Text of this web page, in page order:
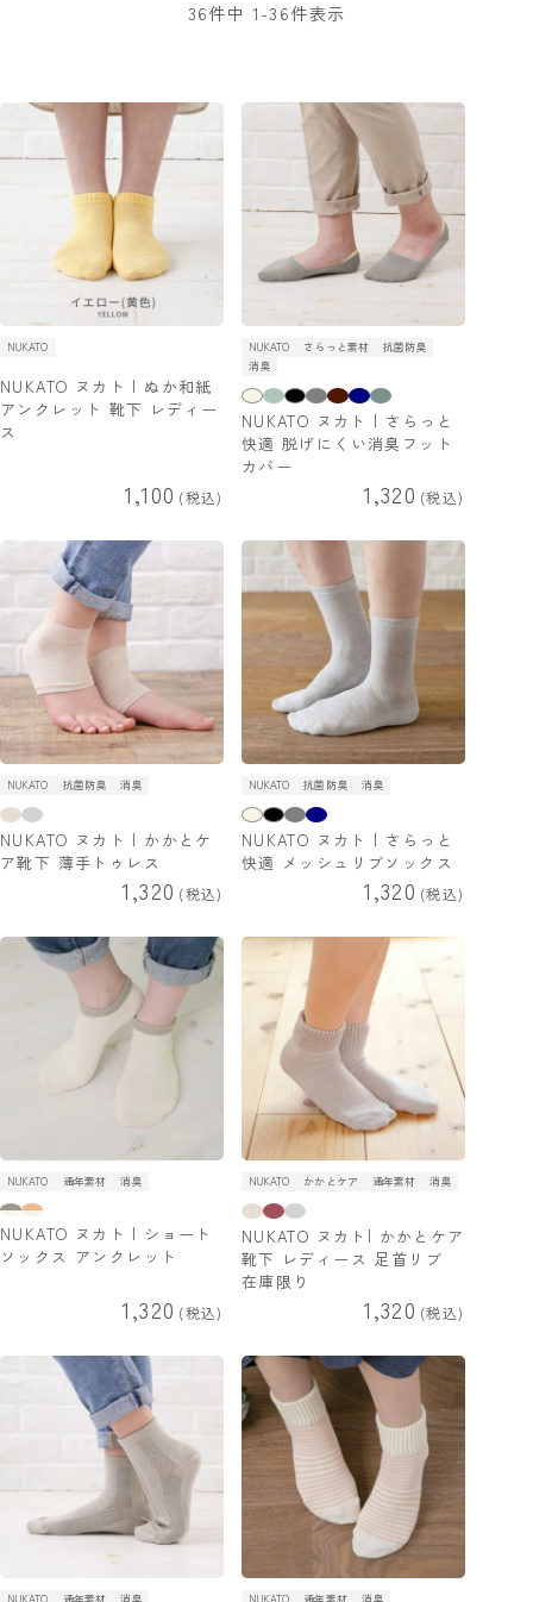
36件中 1 -36件表示
NUKATO
NUKATO ヌカト | ぬか和紙
アンクレット 靴下 レディー
ス
1,100 税込
NUKATO さらっと素材
抗菌防臭
消臭
NUKATO ヌカト | さらっと
快適 脱げにくい消臭フット
カバー
1,320 税込
NUKATO 抗菌防臭 消臭
NUKATO ヌカト | かかとケ
ア靴下 薄手トゥレス
1,320 税込
NUKATO 抗菌防臭 消臭
NUKATO ヌカト | さらっと
快適 メッシュリブソックス
1,320 税込
NUKATO 通年素材 消臭
NUKATO ヌカト | ショート
ソックス アンクレット
1,320 税込
NUKATO かかとケア 通年素材 消臭
NUKATO ヌカト| かかとケア
靴下 レディース 足首リブ
在庫限り
1,320 税込